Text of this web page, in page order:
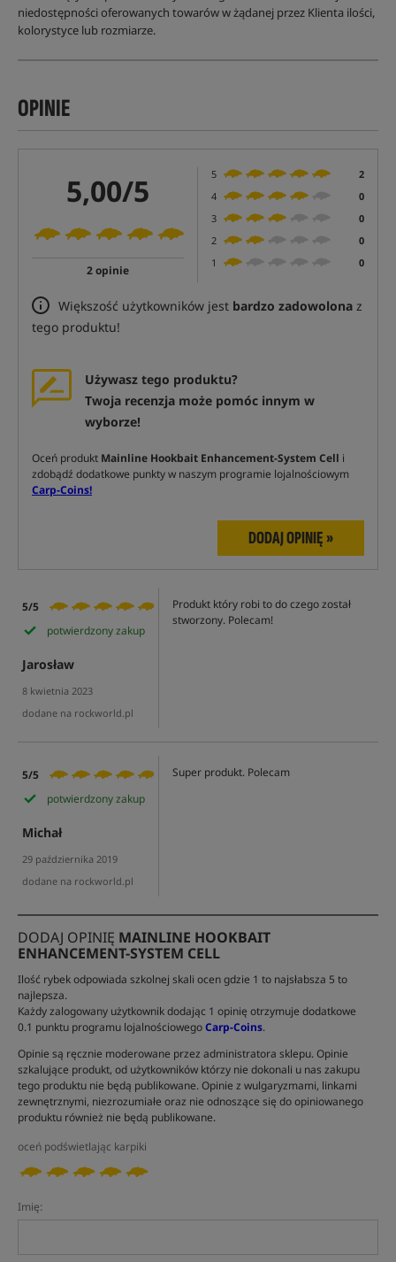
niedostępności oferowanych towarów w żądanej przez Klienta ilości,
kolorystyce lub rozmiarze.
OPINIE
5,00/5
2 opinie
5
2
4
0
3
0
2
0
1
0
Większość użytkowników jest bardzo zadowolona z
tego produktu!
Używasz tego produktu?
Twoja recenzja może pomóc innym w
wyborze!
Oceń produkt Mainline Hookbait Enhancement-System Cell i
zdobądź dodatkowe punkty w naszym programie lojalnościowym
Carp-Coins!
DODAJ OPINIĘ »
5/5
potwierdzony zakup
Jarosław
8 kwietnia 2023
dodane na rockworld.pl
Produkt który robi to do czego został
stworzony. Polecam!
5/5
potwierdzony zakup
Michał
29 października 2019
dodane na rockworld.pl
Super produkt. Polecam
DODAJ OPINIĘ MAINLINE HOOKBAIT
ENHANCEMENT-SYSTEM CELL
Ilość rybek odpowiada szkolnej skali ocen gdzie 1 to najsłabsza 5 to
najlepsza.
Każdy zalogowany użytkownik dodając 1 opinię otrzymuje dodatkowe
0.1 punktu programu lojalnościowegoCarp-Coins.
Opinie są ręcznie moderowane przez administratora sklepu. Opinie
szkalujące produkt, od użytkowników którzy nie dokonali u nas zakupu
tego produktu nie będą publikowane. Opinie z wulgaryzmami, linkami
zewnętrznymi, niezrozumiałe oraz nie odnoszące się do opiniowanego
produktu również nie będą publikowane.
oceń podświetlając karpiki
Imię: